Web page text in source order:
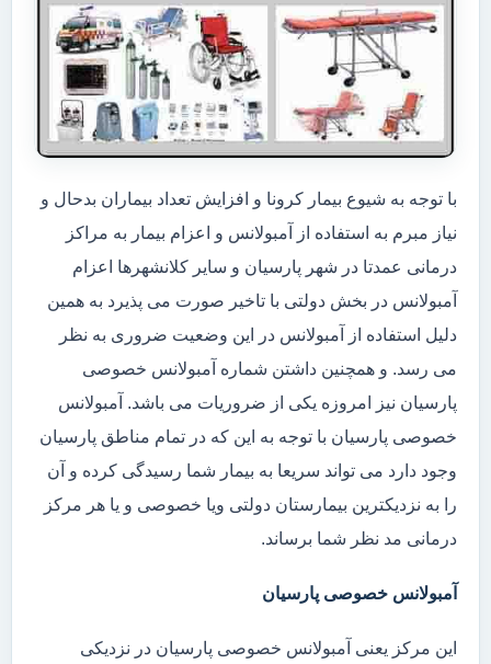
با توجه به شیوع بیمار کرونا و افزایش تعداد بیماران بدحال و
نیاز مبرم به استفاده از آمبولانس و اعزام بیمار به مراکز
درمانی عمدتا در شهر پارسیان و سایر کلانشهرها اعزام
آمبولانس در بخش دولتی با تاخیر صورت می پذیرد به همین
دلیل استفاده از آمبولانس در این وضعیت ضروری به نظر
می رسد. و همچنین داشتن شماره آمبولانس خصوصی
پارسیان نیز امروزه یکی از ضروریات می باشد. آمبولانس
خصوصی پارسیان با توجه به این که در تمام مناطق پارسیان
وجود دارد می تواند سریعا به بیمار شما رسیدگی کرده و آن
را به نزدیکترین بیمارستان دولتی ویا خصوصی و یا هر مرکز
درمانی مد نظر شما برساند.
آمبولانس خصوصی پارسیان
این مرکز یعنی آمبولانس خصوصی پارسیان در نزدیکی